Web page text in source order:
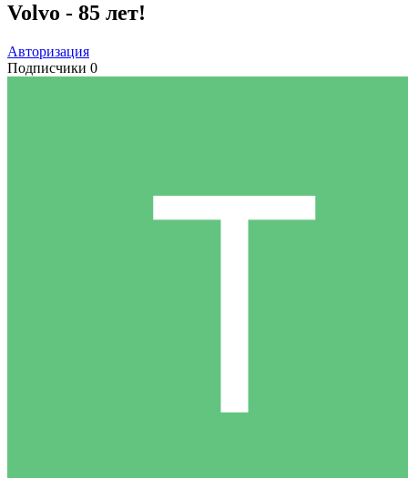
Volvo - 85 лет!
Авторизация
Подписчики 0